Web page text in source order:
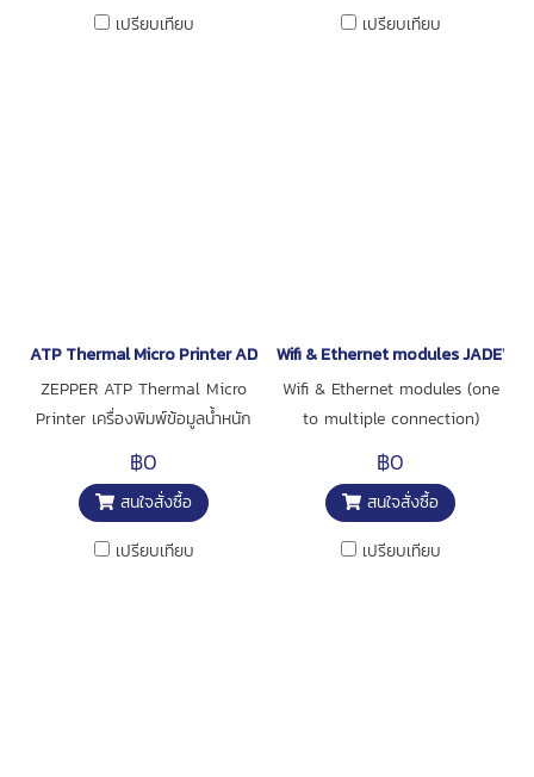
เปรียบเทียบ
เปรียบเทียบ
ATP Thermal Micro Printer ADAM
ZEPPER ATP Thermal Micro
Printer เครื่องพิมพ์ข้อมูลน้ำหนัก
จากเครื่องชั่งระบบอิเล็กทรอนิกส์
฿0
สนใจสั่งซื้อ
เปรียบเทียบ
Wifi & Ethernet modules JADEVER
Wifi & Ethernet modules (one
to multiple connection)
฿0
สนใจสั่งซื้อ
เปรียบเทียบ